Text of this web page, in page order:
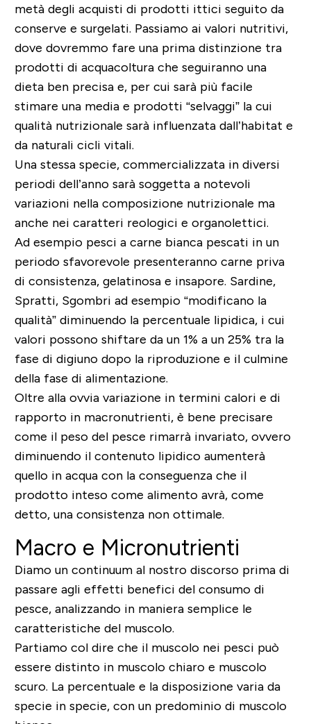
metà degli acquisti di prodotti ittici seguito da
conserve e surgelati. Passiamo ai valori nutritivi,
dove dovremmo fare una prima distinzione tra
prodotti di acquacoltura che seguiranno una
dieta ben precisa e, per cui sarà più facile
stimare una media e prodotti “selvaggi” la cui
qualità nutrizionale sarà influenzata dall’habitat e
da naturali cicli vitali.
Una stessa specie, commercializzata in diversi
periodi dell’anno sarà soggetta a notevoli
variazioni nella composizione nutrizionale ma
anche nei caratteri reologici e organolettici.
Ad esempio pesci a carne bianca pescati in un
periodo sfavorevole presenteranno carne priva
di consistenza, gelatinosa e insapore. Sardine,
Spratti, Sgombri ad esempio “modificano la
qualità” diminuendo la percentuale lipidica, i cui
valori possono shiftare da un 1% a un 25% tra la
fase di digiuno dopo la riproduzione e il culmine
della fase di alimentazione.
Oltre alla ovvia variazione in termini calori e di
rapporto in macronutrienti, è bene precisare
come il peso del pesce rimarrà invariato, ovvero
diminuendo il contenuto lipidico aumenterà
quello in acqua con la conseguenza che il
prodotto inteso come alimento avrà, come
detto, una consistenza non ottimale.
Macro e Micronutrienti
Diamo un continuum al nostro discorso prima di
passare agli effetti benefici del consumo di
pesce, analizzando in maniera semplice le
caratteristiche del muscolo.
Partiamo col dire che il muscolo nei pesci può
essere distinto in muscolo chiaro e muscolo
scuro. La percentuale e la disposizione varia da
specie in specie, con un predominio di muscolo